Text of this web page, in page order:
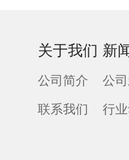
关于我们
公司简介
联系我们
新
公
行